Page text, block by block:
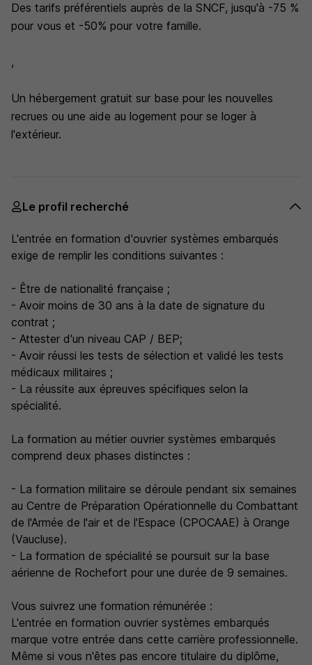
Des tarifs préférentiels auprès de la SNCF, jusqu'à -75 %
pour vous et -50% pour votre famille.
,
Un hébergement gratuit sur base pour les nouvelles
recrues ou une aide au logement pour se loger à
l'extérieur.
Le profil recherché
L'entrée en formation d'ouvrier systèmes embarqués
exige de remplir les conditions suivantes :
- Être de nationalité française ;
- Avoir moins de 30 ans à la date de signature du
contrat ;
- Attester d'un niveau CAP / BEP;
- Avoir réussi les tests de sélection et validé les tests
médicaux militaires ;
- La réussite aux épreuves spécifiques selon la
spécialité.
La formation au métier ouvrier systèmes embarqués
comprend deux phases distinctes :
- La formation militaire se déroule pendant six semaines
au Centre de Préparation Opérationnelle du Combattant
de l'Armée de l'air et de l'Espace (CPOCAAE) à Orange
(Vaucluse).
- La formation de spécialité se poursuit sur la base
aérienne de Rochefort pour une durée de 9 semaines.
Vous suivrez une formation rémunérée :
L'entrée en formation ouvrier systèmes embarqués
marque votre entrée dans cette carrière professionnelle.
Même si vous n'êtes pas encore titulaire du diplôme,